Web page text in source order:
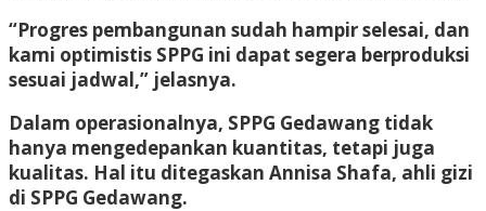
“Progres pembangunan sudah hampir selesai, dan
kami optimistis SPPG ini dapat segera berproduksi
sesuai jadwal,” jelasnya.
Dalam operasionalnya, SPPG Gedawang tidak
hanya mengedepankan kuantitas, tetapi juga
kualitas. Hal itu ditegaskan Annisa Shafa, ahli gizi
di SPPG Gedawang.